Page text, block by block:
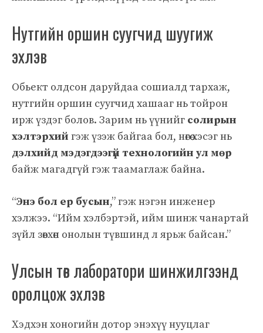
Нутгийн оршин суугчид шуугиж
эхлэв
Обьект олдсон даруйдаа сошиалд тархаж,
нутгийн оршин суугчид хашааг нь тойрон
ирж үздэг болов. Зарим нь үүнийг солирын
хэлтэрхий гэж үзэж байгаа бол, нөгөө хэсэг нь
дэлхийд мэдэгдээгүй технологийн ул мөр
байж магадгүй гэж таамаглаж байна.
“Энэ бол ер бусын,” гэж нэгэн инженер
хэлжээ. “Ийм хэлбэртэй, ийм шинж чанартай
зүйл зөвхөн онолын түвшинд л ярьж байсан.”
Улсын төв лаборатори шинжилгээнд
оролцож эхлэв
Хэдхэн хоногийн дотор энэхүү нууцлаг